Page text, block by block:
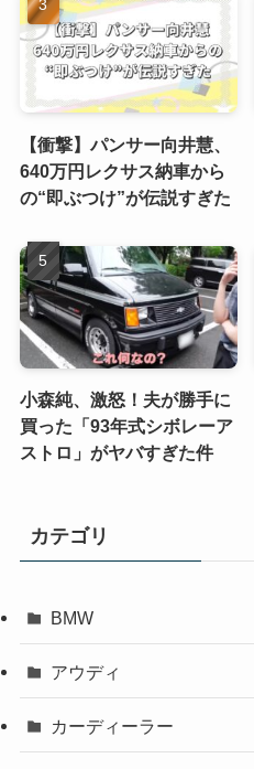
【衝撃】パンサー向井慧、
640万円レクサス納車から
の“即ぶつけ”が伝説すぎた
小森純、激怒！夫が勝手に
買った「93年式シボレーア
ストロ」がヤバすぎた件
カテゴリ
BMW
アウディ
カーディーラー